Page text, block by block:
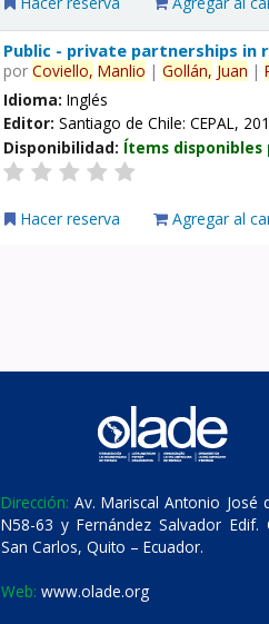
Public - private partnerships in
porCoviello, Manlio |Gollán, Juan |
Idioma:Inglés
Editor:Santiago de Chile: CEPAL,
Disponibilidad: Ítems
Hacer reserva Agregar al
Dirección: Av. Mariscal Antonio José
N58-63 y Fernández Salvador Edif.
San Carlos, Quito – Ecuador.
Web: www.olade.org